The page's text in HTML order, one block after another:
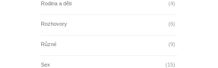
Rodina a děti (4)
Rozhovory (6)
Různé (9)
Sex (15)